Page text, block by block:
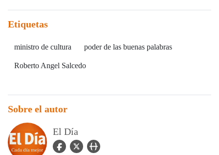
Etiquetas
ministro de cultura poder de las buenas palabras
Roberto Angel Salcedo
Sobre el autor
El Día
facebook Icon
twitter Iconuser_url Icon